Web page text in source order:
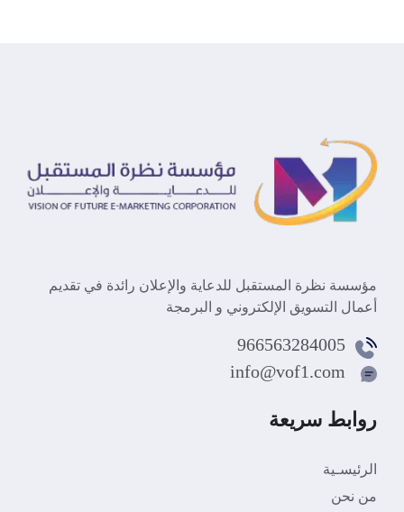
مؤسسة نظرة المستقبل للدعاية والإعلان رائدة في تقديم
أعمال التسويق الإلكتروني و البرمجة
966563284005
info@vof1.com
روابط سريعة
الرئيسـية
من نحن